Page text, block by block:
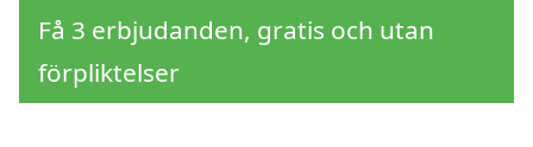
Få 3 erbjudanden, gratis och utan
förpliktelser